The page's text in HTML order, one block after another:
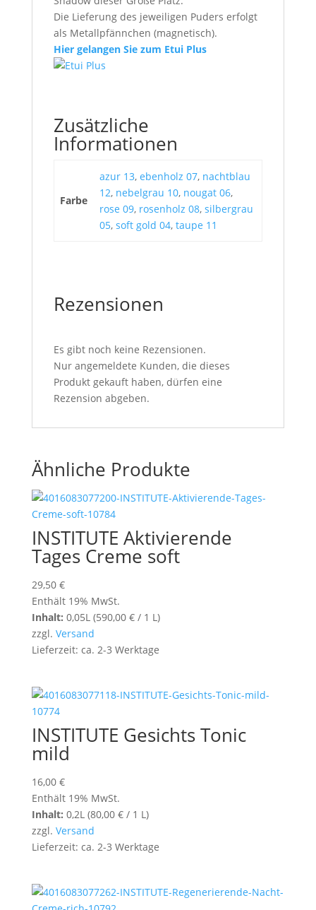
Die Lieferung des jeweiligen Puders erfolgt
als Metallpfännchen (magnetisch).
Hier gelangen Sie zum Etui Plus
Zusätzliche
Informationen
Farbe
azur 13, ebenholz 07, nachtblau
12, nebelgrau 10, nougat 06,
rose 09, rosenholz 08, silbergrau
05, soft gold 04, taupe 11
Rezensionen
Es gibt noch keine Rezensionen.
Nur angemeldete Kunden, die dieses
Produkt gekauft haben, dürfen eine
Rezension abgeben.
Ähnliche Produkte
INSTITUTE Aktivierende
Tages Creme soft
29,50 €
Enthält 19% MwSt.
Inhalt: 0,05L (590,00 €/ 1 L)
zzgl. Versand
Lieferzeit: ca. 2-3 Werktage
INSTITUTE Gesichts Tonic
mild
16,00 €
Enthält 19% MwSt.
Inhalt: 0,2L (80,00 €/ 1 L)
zzgl. Versand
Lieferzeit: ca. 2-3 Werktage